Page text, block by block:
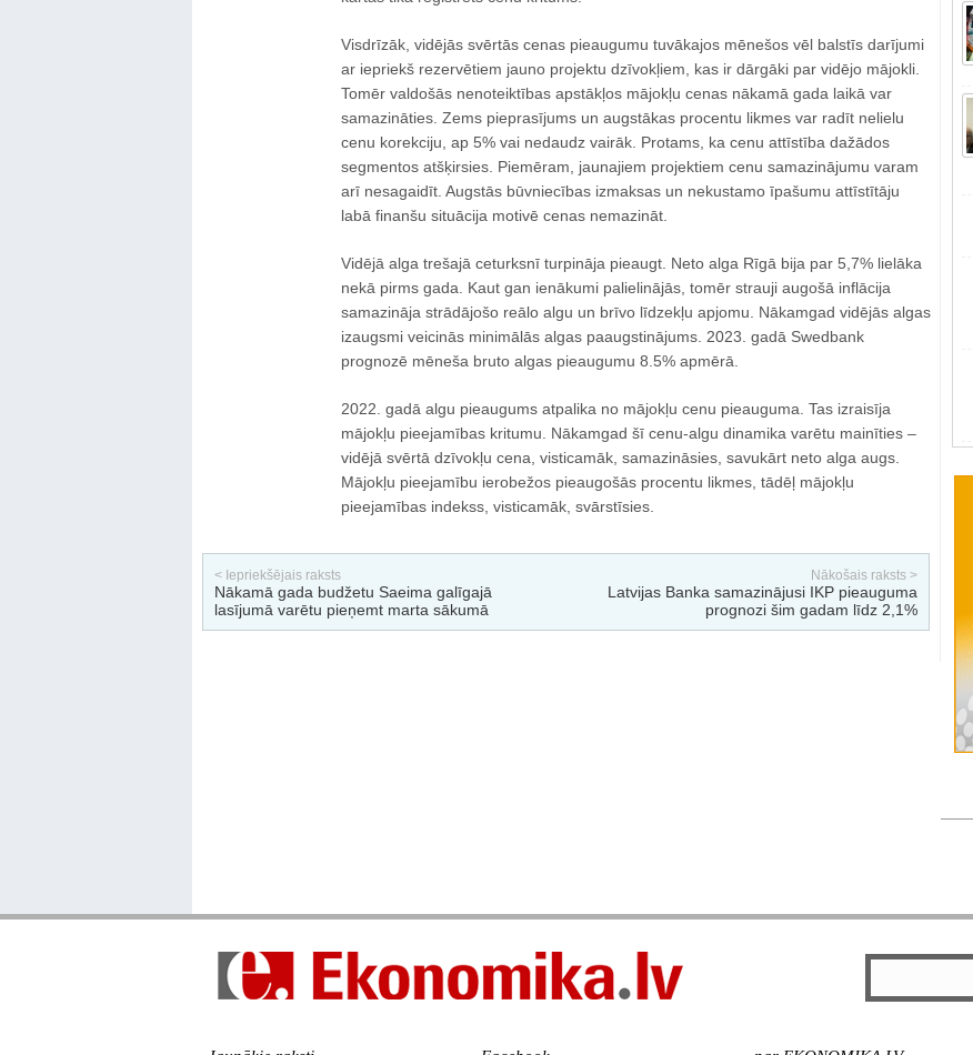
Visdrīzāk, vidējās svērtās cenas pieaugumu tuvākajos mēnešos vēl balstīs darījumi
ar iepriekš rezervētiem jauno projektu dzīvokļiem, kas ir dārgāki par vidējo mājokli.
Tomēr valdošās nenoteiktības apstākļos mājokļu cenas nākamā gada laikā var
samazināties. Zems pieprasījums un augstākas procentu likmes var radīt nelielu
cenu korekciju, ap 5% vai nedaudz vairāk. Protams, ka cenu attīstība dažādos
segmentos atšķirsies. Piemēram, jaunajiem projektiem cenu samazinājumu varam
arī nesagaidīt. Augstās būvniecības izmaksas un nekustamo īpašumu attīstītāju
labā finanšu situācija motivē cenas nemazināt.
Vidējā alga trešajā ceturksnī turpināja pieaugt. Neto alga Rīgā bija par 5,7% lielāka
nekā pirms gada. Kaut gan ienākumi palielinājās, tomēr strauji augošā inflācija
samazināja strādājošo reālo algu un brīvo līdzekļu apjomu. Nākamgad vidējās algas
izaugsmi veicinās minimālās algas paaugstinājums. 2023. gadā Swedbank
prognozē mēneša bruto algas pieaugumu 8.5% apmērā.
2022. gadā algu pieaugums atpalika no mājokļu cenu pieauguma. Tas izraisīja
mājokļu pieejamības kritumu. Nākamgad šī cenu-algu dinamika varētu mainīties –
vidējā svērtā dzīvokļu cena, visticamāk, samazināsies, savukārt neto alga augs.
Mājokļu pieejamību ierobežos pieaugošās procentu likmes, tādēļ mājokļu
pieejamības indekss, visticamāk, svārstīsies.
< Iepriekšējais raksts
Nākamā gada budžetu Saeima galīgajā
lasījumā varētu pieņemt marta sākumā
Nākošais raksts >
Latvijas Banka samazinājusi IKP pieauguma
prognozi šim gadam līdz 2,1%